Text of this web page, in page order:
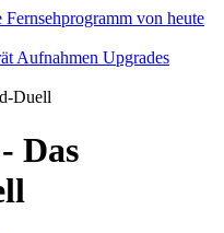
Aufnahmen Upgrades
Das